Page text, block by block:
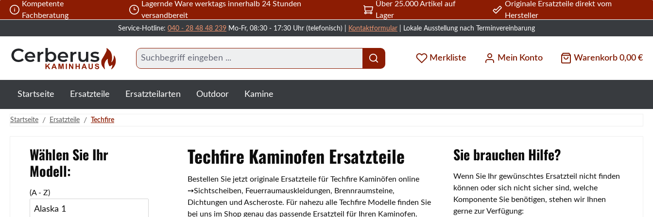
Hauptinhalt springen
Zur Suche springen
Zur Hauptnavigation springen
Kompetente
Fachberatung
Lagernde Ware werktags innerhalb 24 Stunden
versandbereit
Über 25.000 Artikel auf
Lager
Originale Ersatzteile direkt vom
Hersteller
Service-Hotline: 040 - 28 48 48 239 Mo-Fr, 08:30 - 17:30 Uhr (telefonisch) | Kontaktformular | Lokale Ausstellung nach Terminvereinbarung
Merkliste Mein Konto Warenkorb 0,00 €
Startseite Ersatzteile Ersatzteilarten Outdoor Kamine
Startseite / Ersatzteile / Techfire
Wählen Sie Ihr
Modell:
(A - Z)
Alaska 1
Techfire Kaminofen Ersatzteile
Bestellen Sie jetzt originale Ersatzteile für Techfire Kaminöfen online
➙Sichtscheiben, Feuerraumauskleidungen, Brennraumsteine,
Dichtungen und Ascheroste. Für nahezu alle Techfire Modelle finden Sie
bei uns im Shop genau das passende Ersatzteil für Ihren Kaminofen.
Sie brauchen Hilfe?
Wenn Sie Ihr gewünschtes Ersatzteil nicht finden
können oder sich nicht sicher sind, welche
Komponente Sie benötigen, stehen wir Ihnen
gerne zur Verfügung: